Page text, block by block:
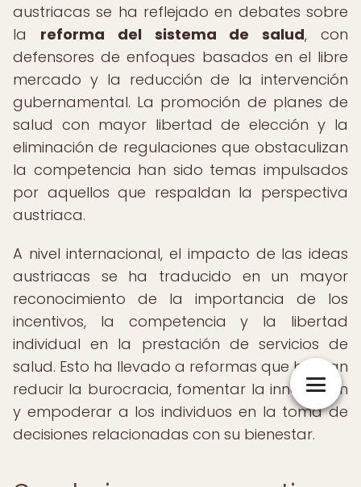
austriacas se ha reflejado en debates sobre
la reforma del sistema de salud, con
defensores de enfoques basados en el libre
mercado y la reducción de la intervención
gubernamental. La promoción de planes de
salud con mayor libertad de elección y la
eliminación de regulaciones que obstaculizan
la competencia han sido temas impulsados
por aquellos que respaldan la perspectiva
austriaca.
A nivel internacional, el impacto de las ideas
austriacas se ha traducido en un mayor
reconocimiento de la importancia de los
incentivos, la competencia y la libertad
individual en la prestación de servicios de
salud. Esto ha llevado a reformas que buscan
reducir la burocracia, fomentar la innovación
y empoderar a los individuos en la toma de
decisiones relacionadas con su bienestar.